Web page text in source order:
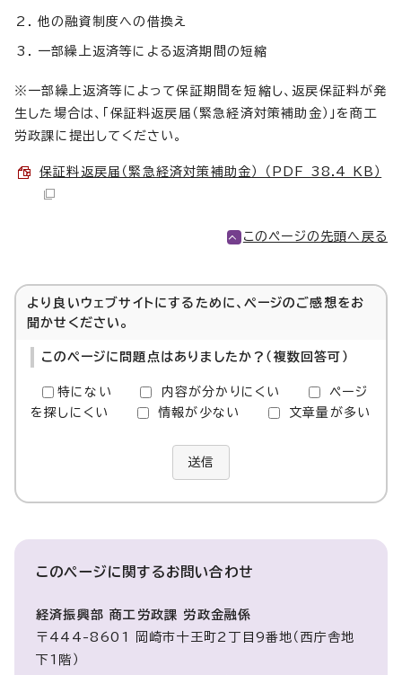
他の融資制度への借換え
一部繰上返済等による返済期間の短縮
※一部繰上返済等によって保証期間を短縮し、返戻保証料が発
生した場合は、「保証料返戻届（緊急経済対策補助金）」を商工
労政課に提出してください。
保証料返戻届（緊急経済対策補助金） （PDF 38.4 KB）
このページの先頭へ戻る
より良いウェブサイトにするために、ページのご感想をお
聞かせください。
このページに問題点はありましたか？（複数回答可）
特にない 内容が分かりにくい
ページ
を探しにくい
情報が少ない 文章量が多い
送信
このページに関するお問い合わせ
経済振興部 商工労政課 労政金融係
〒444-8601 岡崎市十王町2丁目9番地（西庁舎地
下1階）